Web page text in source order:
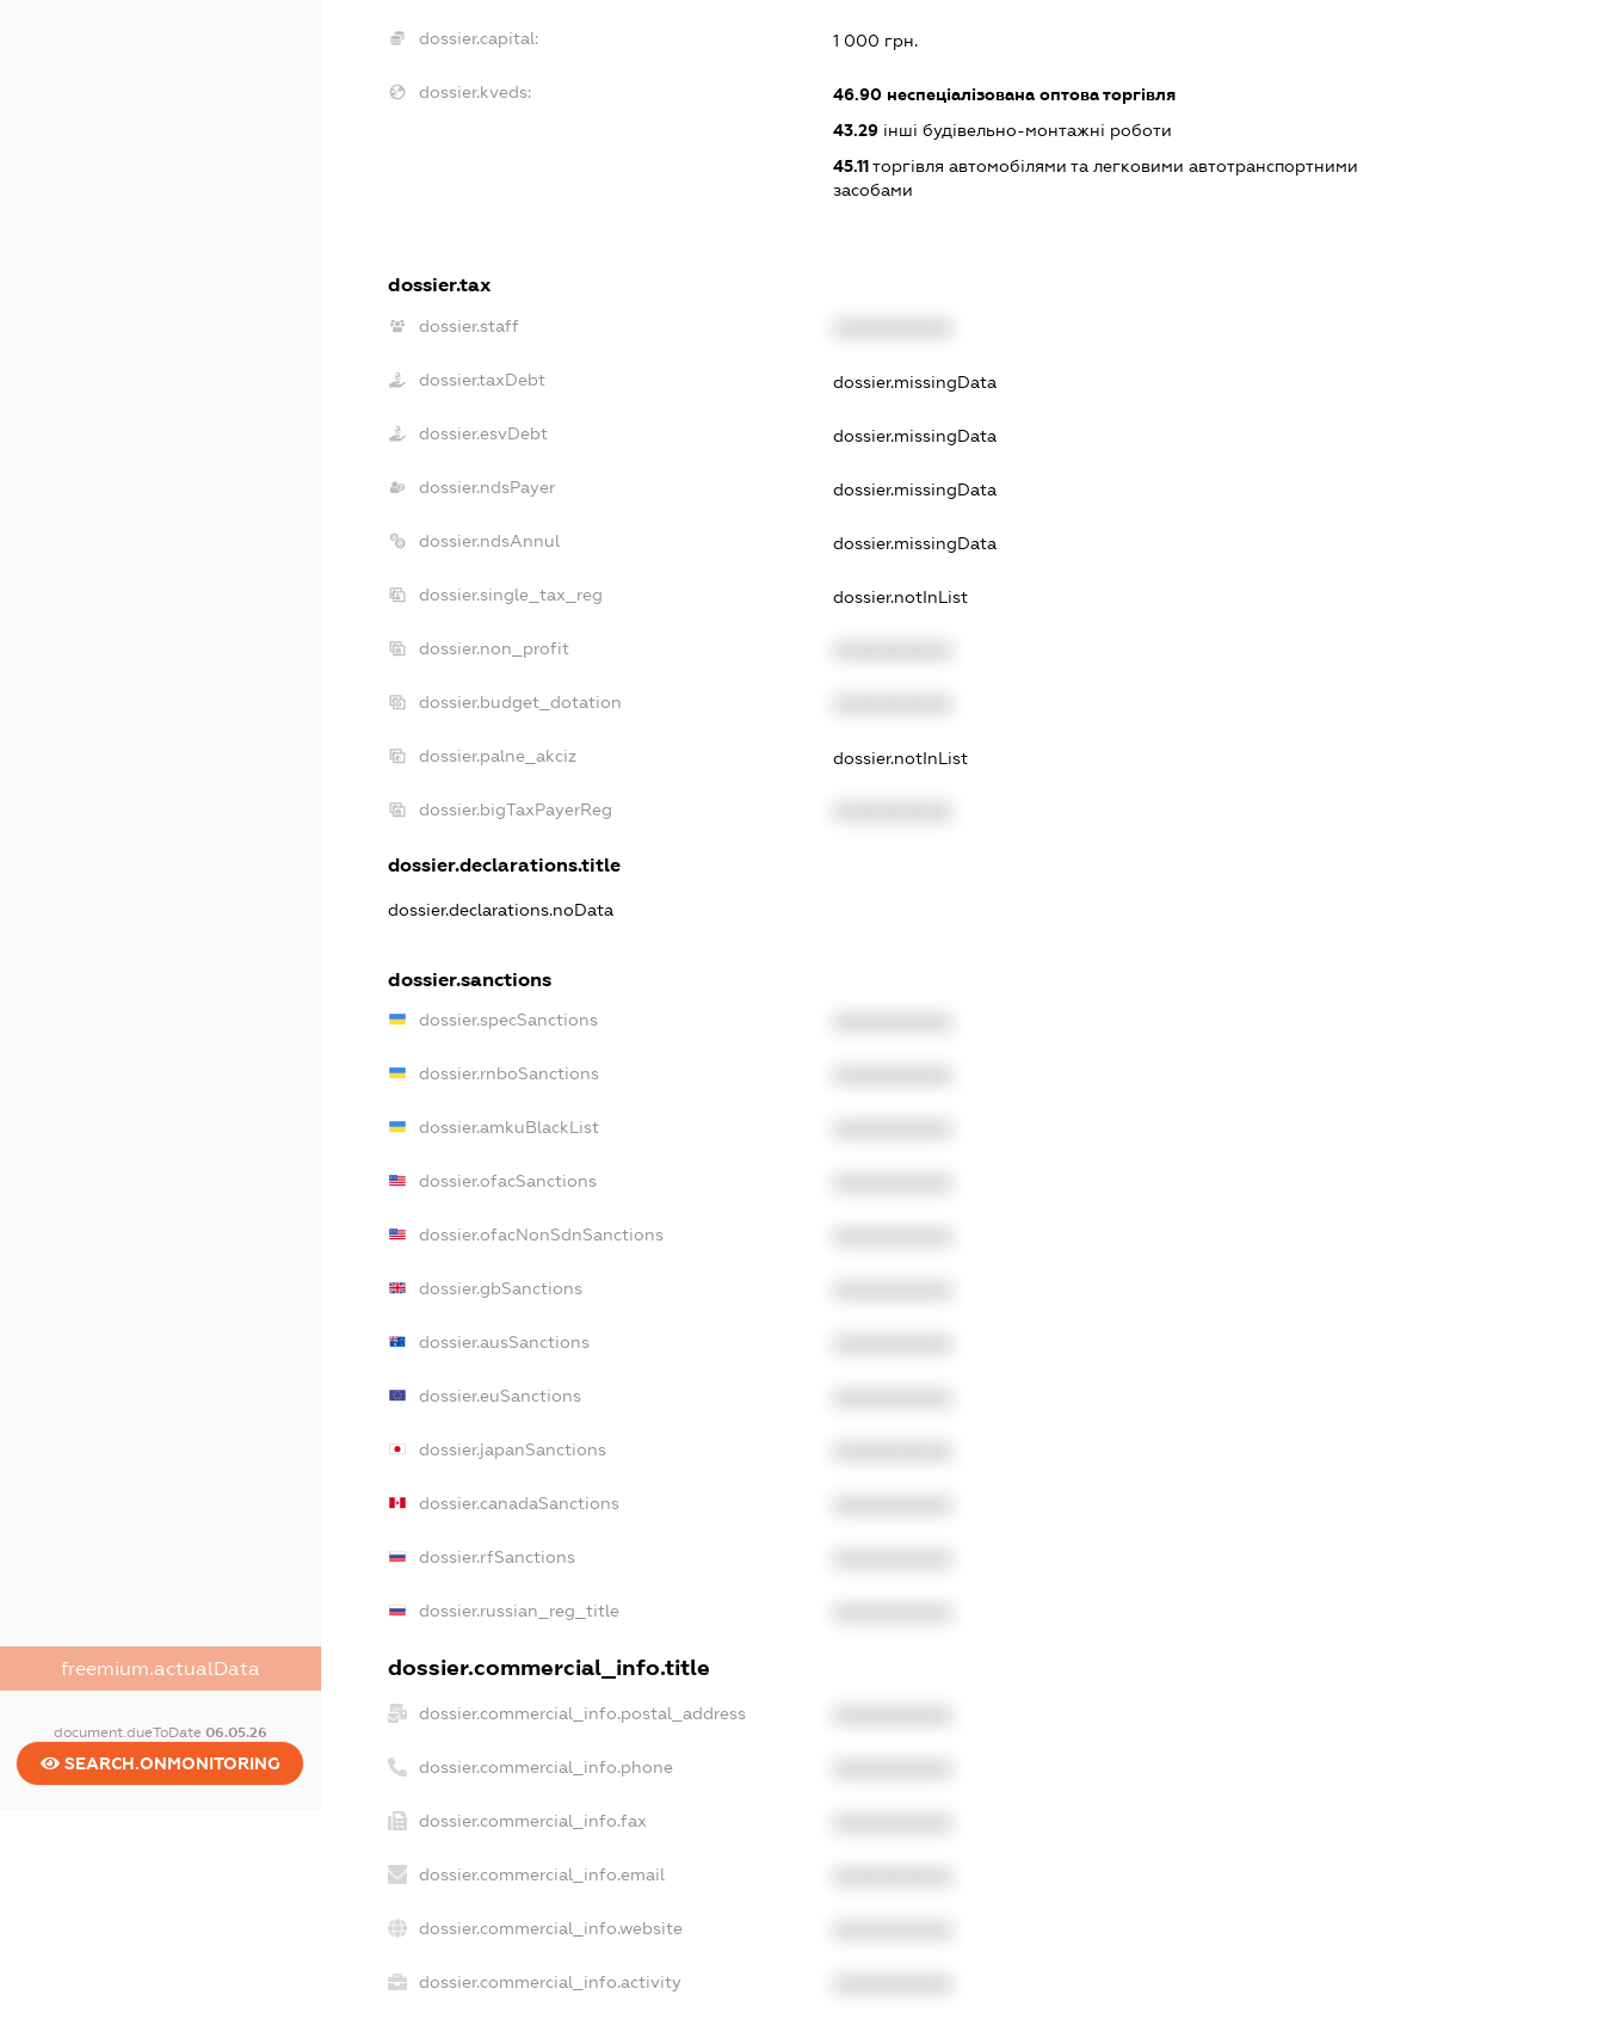
freemium.actualData
document.dueToDate 06.05.26
SEARCH.ONMONITORING
dossier.capital: 1 000 грн.
dossier.kveds: 46.90неспеціалізована оптова торгівля
43.29інші будівельно-монтажні роботи
45.11торгівля автомобілями та легковими автотранспортними
засобами
dossier.tax
dossier.staff
dossier.taxDebt dossier.missingData
dossier.esvDebt dossier.missingData
dossier.ndsPayer dossier.missingData
dossier.ndsAnnul dossier.missingData
dossier.single_tax_reg dossier.notInList
dossier.non_profit
dossier.budget_dotation
dossier.palne_akciz dossier.notInList
dossier.bigTaxPayerReg
dossier.declarations.title
dossier.declarations.noData
dossier.sanctions
dossier.specSanctions
dossier.rnboSanctions
dossier.amkuBlackList
dossier.ofacSanctions
dossier.ofacNonSdnSanctions
dossier.gbSanctions
dossier.ausSanctions
dossier.euSanctions
dossier.japanSanctions
dossier.canadaSanctions
dossier.rfSanctions
dossier.russian_reg_title
dossier.commercial_info.title
dossier.commercial_info.postal_address
dossier.commercial_info.phone
dossier.commercial_info.fax
dossier.commercial_info.email
dossier.commercial_info.website
dossier.commercial_info.activity